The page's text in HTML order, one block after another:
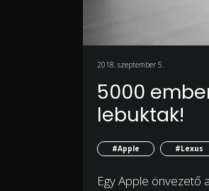
2018. szeptember 5.
5000
lebuktak!
#Apple #Lexus
Egy Apple önvezető